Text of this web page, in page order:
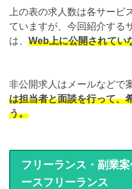
上の表の求人数は各サービ
ていますが、今回紹介する
は、 Web上に公開されてい
非公開求人はメールなどで
は担当者と面談を行って、
う。
フリーランス・副業
ースフリーランス